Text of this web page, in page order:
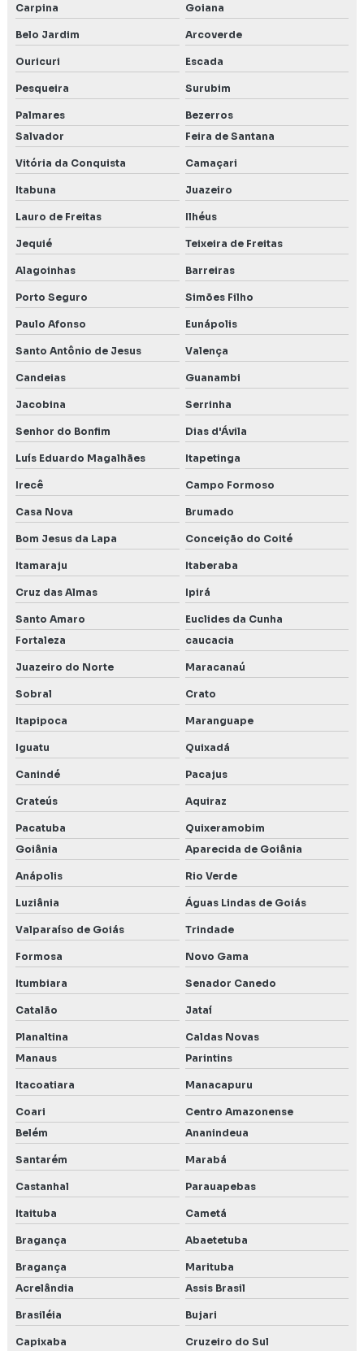
Carpina Goiana
Belo Jardim Arcoverde
Ouricuri Escada
Pesqueira Surubim
Palmares
Bezerros
Salvador
Feira de Santana
Vitória da Conquista Camaçari
Itabuna Juazeiro
Lauro de Freitas Ilhéus
Jequié Teixeira de Freitas
Alagoinhas Barreiras
Porto Seguro Simões Filho
Paulo Afonso Eunápolis
Santo Antônio de Jesus Valença
Candeias Guanambi
Jacobina Serrinha
Senhor do Bonfim Dias d'Ávila
Luís Eduardo Magalhães Itapetinga
Irecê Campo Formoso
Casa Nova Brumado
Bom Jesus da Lapa Conceição do Coité
Itamaraju Itaberaba
Cruz das Almas Ipirá
Santo Amaro
Euclides da Cunha
Fortaleza
caucacia
Juazeiro do Norte Maracanaú
Sobral Crato
Itapipoca Maranguape
Iguatu Quixadá
Canindé Pacajus
Crateús Aquiraz
Pacatuba
Quixeramobim
Goiânia
Aparecida de Goiânia
Anápolis Rio Verde
Luziânia Águas Lindas de Goiás
Valparaíso de Goiás Trindade
Formosa Novo Gama
Itumbiara Senador Canedo
Catalão Jataí
Planaltina
Caldas Novas
Manaus
Parintins
Itacoatiara Manacapuru
Coari
Centro Amazonense
Belém
Ananindeua
Santarém Marabá
Castanhal Parauapebas
Itaituba Cametá
Bragança Abaetetuba
Bragança
Marituba
Acrelândia
Assis Brasil
Brasiléia Bujari
Capixaba Cruzeiro do Sul